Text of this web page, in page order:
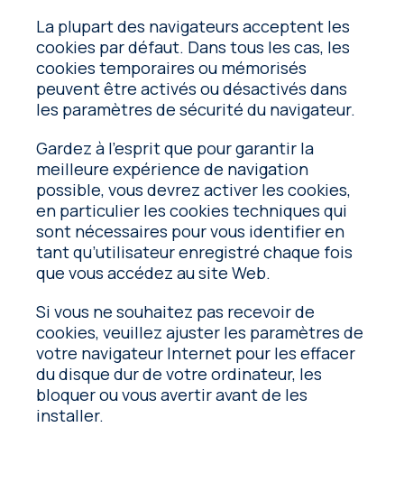
La plupart des navigateurs acceptent les
cookies par défaut. Dans tous les cas, les
cookies temporaires ou mémorisés
peuvent être activés ou désactivés dans
les paramètres de sécurité du navigateur.
Gardez à l’esprit que pour garantir la
meilleure expérience de navigation
possible, vous devrez activer les cookies,
en particulier les cookies techniques qui
sont nécessaires pour vous identifier en
tant qu’utilisateur enregistré chaque fois
que vous accédez au site Web.
Si vous ne souhaitez pas recevoir de
cookies, veuillez ajuster les paramètres de
votre navigateur Internet pour les effacer
du disque dur de votre ordinateur, les
bloquer ou vous avertir avant de les
installer.